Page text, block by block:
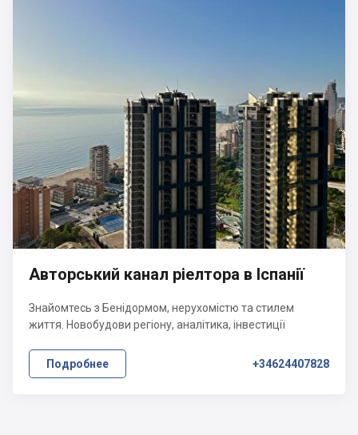
Авторський канал ріелтора в Іспанії
Знайомтесь з Бенідормом, нерухомістю та стилем
життя. Новобудови регіону, аналітика, інвестиції
Подробнее +34624407828